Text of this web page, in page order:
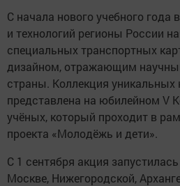
С начала нового учебного года
и технологий регионы России
специальных транспортных
дизайном, отражающим
страны. Коллекция уникальных
представлена на юбилейном V
учёных, который проходит в
проекта «Молодёжь и дети».
С 1 сентября акция
Москве, Нижегородской,